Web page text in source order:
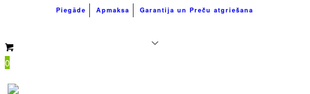
Piegāde Apmaksa Garantija un Preču atgriešana
0